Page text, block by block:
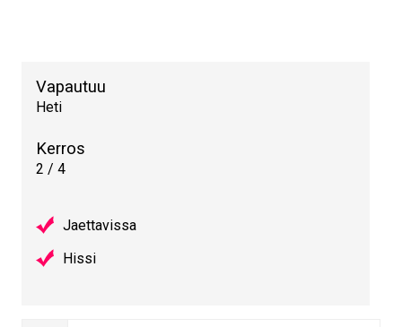
Vapautuu
Heti
Kerros
2 / 4
Jaettavissa
Hissi